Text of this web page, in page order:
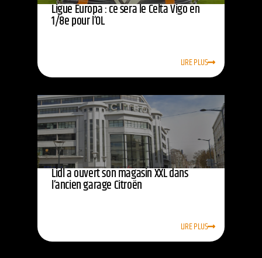
Ligue Europa : ce sera le Celta Vigo en
1/8e pour l’OL
LIRE PLUS
Lidl a ouvert son magasin XXL dans
l’ancien garage Citroën
LIRE PLUS